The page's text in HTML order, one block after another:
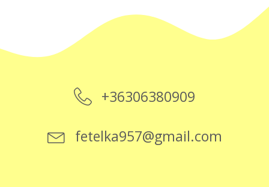
+36306380909
fetelka957@gmail.com